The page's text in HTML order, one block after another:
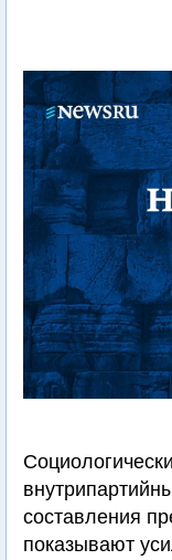
составления
показывают